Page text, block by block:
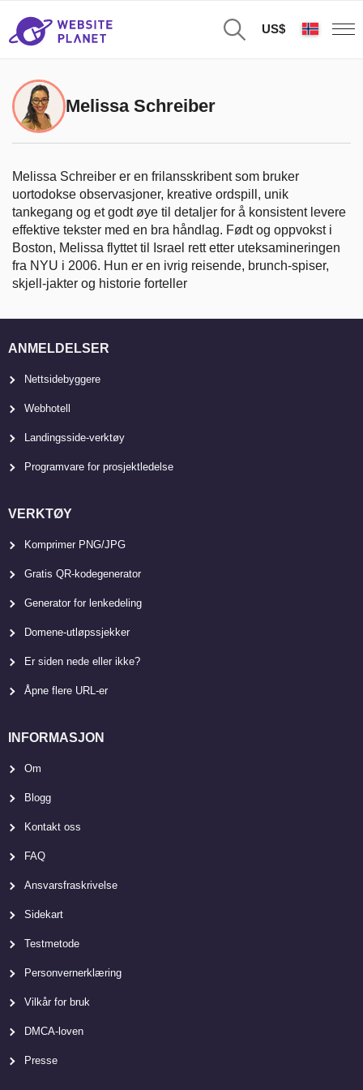
US$
Melissa Schreiber
Melissa Schreiber er en frilansskribent som bruker
uortodokse observasjoner, kreative ordspill, unik
tankegang og et godt øye til detaljer for å konsistent levere
effektive tekster med en bra håndlag. Født og oppvokst i
Boston, Melissa flyttet til Israel rett etter uteksamineringen
fra NYU i 2006. Hun er en ivrig reisende, brunch-spiser,
skjell-jakter og historie forteller
ANMELDELSER
Nettsidebyggere
Webhotell
Landingsside-verktøy
Programvare for prosjektledelse
VERKTØY
Komprimer PNG/JPG
Gratis QR-kodegenerator
Generator for lenkedeling
Domene-utløpssjekker
Er siden nede eller ikke?
Åpne flere URL-er
INFORMASJON
Om
Blogg
Kontakt oss
FAQ
Ansvarsfraskrivelse
Sidekart
Testmetode
Personvernerklæring
Vilkår for bruk
DMCA-loven
Presse